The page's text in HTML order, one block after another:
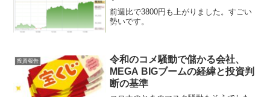
前週比で3800円も上がりました。すごい
勢いです。
投資報告
令和のコメ騒動で儲かる会社、
MEGA BIGブームの経緯と投資判
断の基準